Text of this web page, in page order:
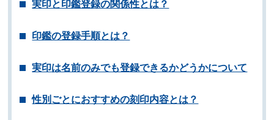
実印と印鑑登録の関係性とは？
印鑑の登録手順とは？
実印は名前のみでも登録できるかどうかについて
性別ごとにおすすめの刻印内容とは？